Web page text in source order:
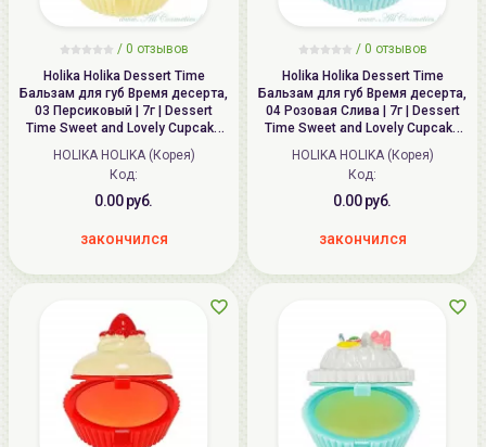
/ 0 отзывов
Holika Holika Dessert Time
Бальзам для губ Время десерта,
03 Персиковый | 7г | Dessert
Time Sweet and Lovely Cupcake
Lip Balm, 03 Peach Cupcake
HOLIKA HOLIKA (Корея)
Код:
0.00 руб.
закончился
/ 0 отзывов
Holika Holika Dessert Time
Бальзам для губ Время десерта,
04 Розовая Слива | 7г | Dessert
Time Sweet and Lovely Cupcake
Lip Balm, 04 Plum Pink Cupcake
HOLIKA HOLIKA (Корея)
Код:
0.00 руб.
закончился